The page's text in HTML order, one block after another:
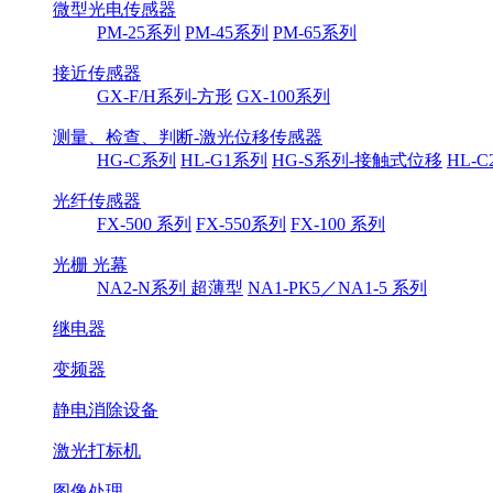
微型光电传感器
PM-25系列 PM-45系列 PM-65系列
接近传感器
GX-F/H系列-方形 GX-100系列
测量、检查、判断-激光位移传感器
HG-C系列 HL-G1系列 HG-S系列-接触式位移 HL-
光纤传感器
FX-500 系列 FX-550系列 FX-100 系列
光栅 光幕
NA2-N系列 超薄型 NA1-PK5／NA1-5 系列
继电器
变频器
静电消除设备
激光打标机